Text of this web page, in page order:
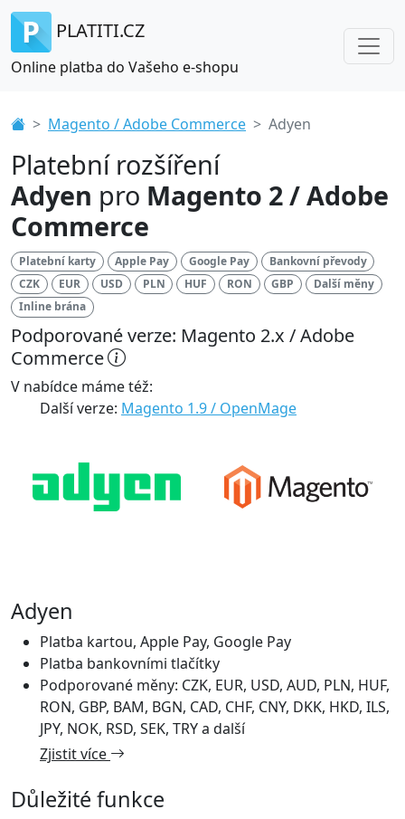
PLATITI.CZ
Online platba do Vašeho e-shopu
Magento / Adobe Commerce Adyen
Platební rozšíření
Adyen pro Magento 2 / Adobe
Commerce
Platební karty Apple Pay Google Pay
Bankovní převody
CZK
EUR USD PLN HUF RON GBP
Další měny
Inline brána
Podporované verze: Magento 2.x / Adobe
Commerce
V nabídce máme též:
Další verze: Magento 1.9 / OpenMage
Adyen
Platba kartou, Apple Pay, Google Pay
Platba bankovními tlačítky
Podporované měny: CZK, EUR, USD, AUD, PLN, HUF,
RON, GBP, BAM, BGN, CAD, CHF, CNY, DKK, HKD, ILS,
JPY, NOK, RSD, SEK, TRY a další
Zjistit více
Důležité funkce